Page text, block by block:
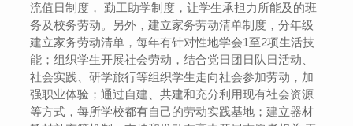
流值日制度， 勤工助学制度，让学生承担力所能及的班
务及校务劳动。另外，建立家务劳动清单制度，分年级
建立家务劳动清单，每年有针对性地学会1至2项生活技
能；组织学生开展社会劳动，结合党日团日队日活动、
社会实践、研学旅行等组织学生走向社会参加劳动，加
强职业体验；通过自建、共建和充分利用现有社会资源
等方式，每所学校都有自己的劳动实践基地；建立器材